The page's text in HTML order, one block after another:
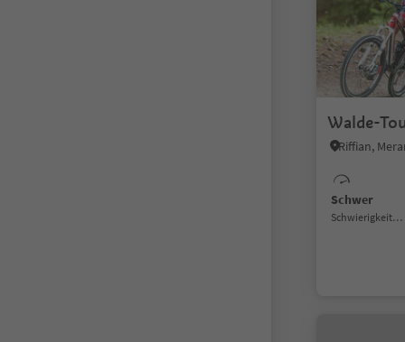
Walde-
Riffian,
Schwer
Schwierigkeitsgrad